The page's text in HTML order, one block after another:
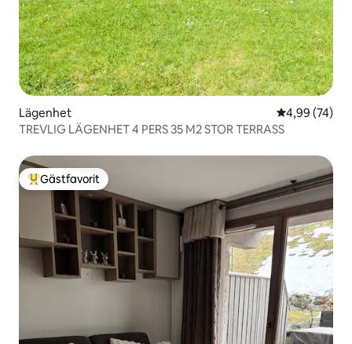
Lägenhet 4,99 av 5 i
4,99 (74)
TREVLIG LÄGENHET 4 PERS 35 M2 STOR TERRASS
Populär gästfavorit
Gästfavorit